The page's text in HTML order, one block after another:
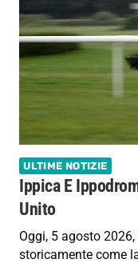
ULTIME NOTIZIE
Ippica E
Unito
Oggi, 5 agosto
storicamente come